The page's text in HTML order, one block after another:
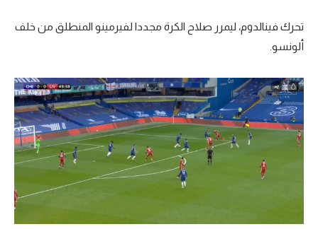
تحرك فينالدوم، ليمرر صلاح الكرة مجددا لفيرمينو المنطلق من خلف
ألونسو.